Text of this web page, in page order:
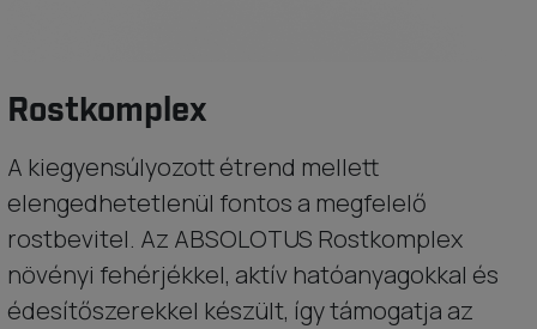
Rostkomplex
A kiegyensúlyozott étrend mellett
elengedhetetlenül fontos a megfelelő
rostbevitel. Az ABSOLOTUS Rostkomplex
növényi fehérjékkel, aktív hatóanyagokkal és
édesítőszerekkel készült, így támogatja az